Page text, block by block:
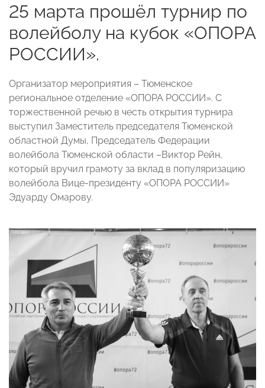
25 марта прошёл турнир по
волейболу на кубок «ОПОРА
РОССИИ».
Организатор мероприятия – Тюменское
региональное отделение «ОПОРА РОССИИ». С
торжественной речью в честь открытия турнира
выступил Заместитель председателя Тюменской
областной Думы, Председатель Федерации
волейбола Тюменской области –Виктор Рейн,
который вручил грамоту за вклад в популяризацию
волейбола Вице-президенту «ОПОРА РОССИИ»
Эдуарду Омарову.